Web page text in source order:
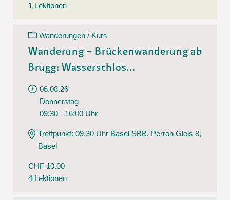
1 Lektionen
Wanderungen / Kurs
Wanderung – Brückenwanderung ab
Brugg: Wasserschlos...
06.08.26
Donnerstag
09:30 - 16:00 Uhr
Treffpunkt: 09.30 Uhr Basel SBB, Perron Gleis 8,
Basel
CHF 10.00
4 Lektionen